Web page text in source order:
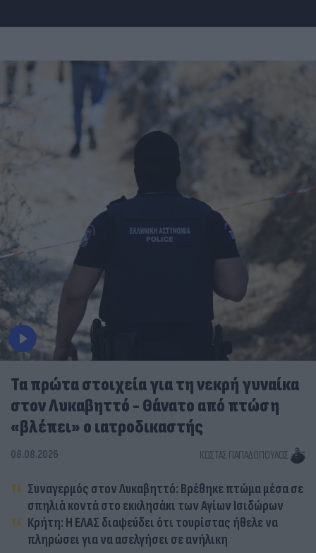
Τα πρώτα στοιχεία για τη νεκρή γυναίκα
στον Λυκαβηττό - Θάνατο από πτώση
«βλέπει» ο ιατροδικαστής
08.08.2026 ΚΏΣΤΑΣ ΠΑΠΑΔΌΠΟΥΛΟΣ
Συναγερμός στον Λυκαβηττό: Βρέθηκε πτώμα μέσα σε
σπηλιά κοντά στο εκκλησάκι των Αγίων Ισιδώρων
Κρήτη: Η ΕΛΑΣ διαψεύδει ότι τουρίστας ήθελε να
πληρώσει για να ασελγήσει σε ανήλικη